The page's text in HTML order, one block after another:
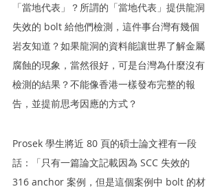
「當地代表」？所謂的「當地代表」提供龍洞
失效的 bolt 給他們檢測，這件事台灣有幾個
岩友知道？如果龍洞的資料能讓世界了解金屬
腐蝕的現象，當然很好，可是台灣為什麼沒有
檢測的結果？不能像香港一樣發布完整的報
告，並提前思考因應的方式？
Prosek 學生將近 80 頁的碩士論文裡有一段
話：「只有一篇論文記載因為 SCC 失效的
316 anchor 案例，但是這個案例中 bolt 的材